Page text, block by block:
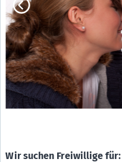
E4 Mama lernt Deutsch-
E5 Münchner Aids-Hilfe
E6 Münchner
E10 Offene
Radio LORA München
SchlaU - Trägerkreis
E12 Über den Tellerrand
Wir suchen Freiwillige für: